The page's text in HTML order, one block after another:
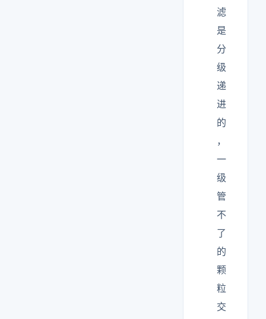
滤
是
分
级
递
进
的
，
一
级
管
不
了
的
颗
粒
交